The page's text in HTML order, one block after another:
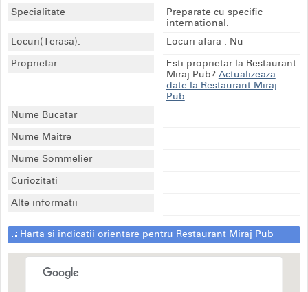
Specialitate
Preparate cu specific
international.
Locuri(Terasa):
Locuri afara : Nu
Proprietar
Esti proprietar la Restaurant
Miraj Pub? Actualizeaza
date la Restaurant Miraj
Pub
Nume Bucatar
Nume Maitre
Nume Sommelier
Curiozitati
Alte informatii
Harta si indicatii orientare pentru Restaurant Miraj Pub